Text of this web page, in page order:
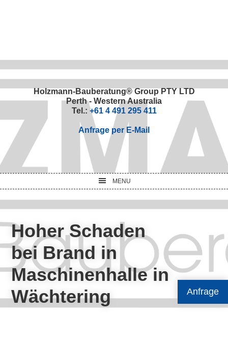
Anfrage
Holzmann-Bauberatung® Group PTY LTD
Perth - Western Australia
Tel.: +61 4 491 295 411
Anfrage per E-Mail
MENU
Hoher Schaden
bei Brand in
Maschinenhalle in
Wächtering